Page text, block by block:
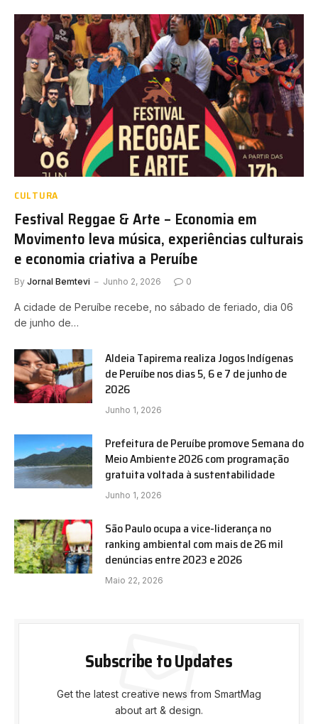
CULTURA
Festival Reggae & Arte – Economia em
Movimento leva música, experiências culturais
e economia criativa a Peruíbe
By Jornal Bemtevi Junho 2, 2026 0
A cidade de Peruíbe recebe, no sábado de feriado, dia 06
de junho de…
Aldeia Tapirema realiza Jogos Indígenas
de Peruíbe nos dias 5, 6 e 7 de junho de
2026
Junho 1, 2026
Prefeitura de Peruíbe promove Semana do
Meio Ambiente 2026 com programação
gratuita voltada à sustentabilidade
Junho 1, 2026
São Paulo ocupa a vice-liderança no
ranking ambiental com mais de 26 mil
denúncias entre 2023 e 2026
Maio 22, 2026
Subscribe to Updates
Get the latest creative news from SmartMag
about art & design.